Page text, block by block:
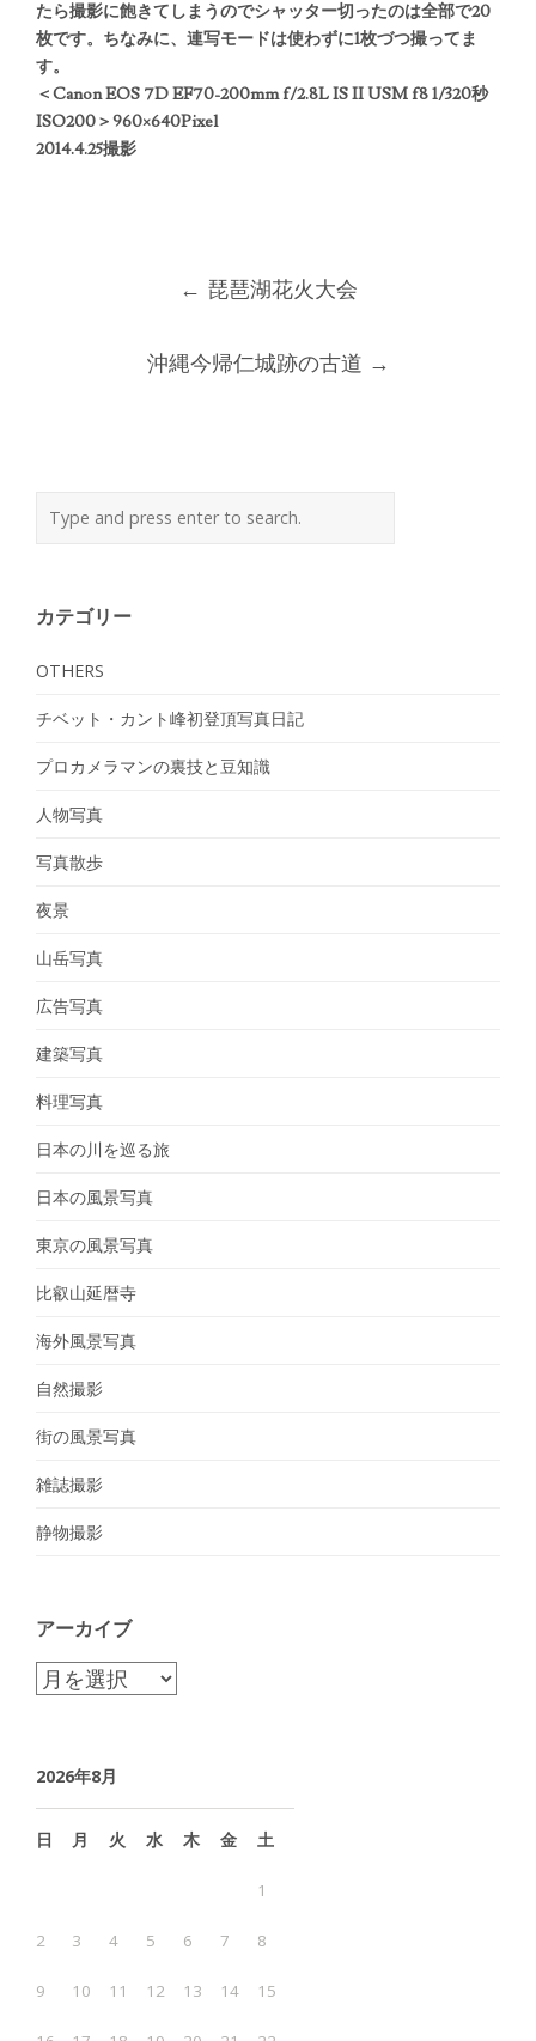
たら撮影に飽きてしまうのでシャッター切ったのは全部で20
枚です。ちなみに、連写モードは使わずに1枚づつ撮ってま
す。
＜Canon EOS 7D EF70-200mm f/2.8L IS II USM f8 1/320秒
ISO200＞960×640Pixel
2014.4.25撮影
navigation
← 琵琶湖花火大会
沖縄今帰仁城跡の古道 →
カテゴリー
OTHERS
チベット・カント峰初登頂写真日記
プロカメラマンの裏技と豆知識
人物写真
写真散歩
夜景
山岳写真
広告写真
建築写真
料理写真
日本の川を巡る旅
日本の風景写真
東京の風景写真
比叡山延暦寺
海外風景写真
自然撮影
街の風景写真
雑誌撮影
静物撮影
アーカイブ
ア
イ
ブ
2026年8月
日 月 火 水 木 金 土
1
2 3 4 5 6 7 8
9 10 11 12 13 14 15